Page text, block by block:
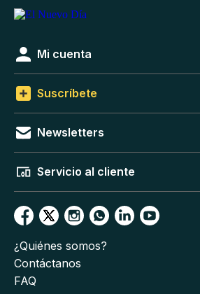
Mi cuenta
Suscríbete
Newsletters
Servicio al cliente
¿Quiénes somos?
Contáctanos
FAQ